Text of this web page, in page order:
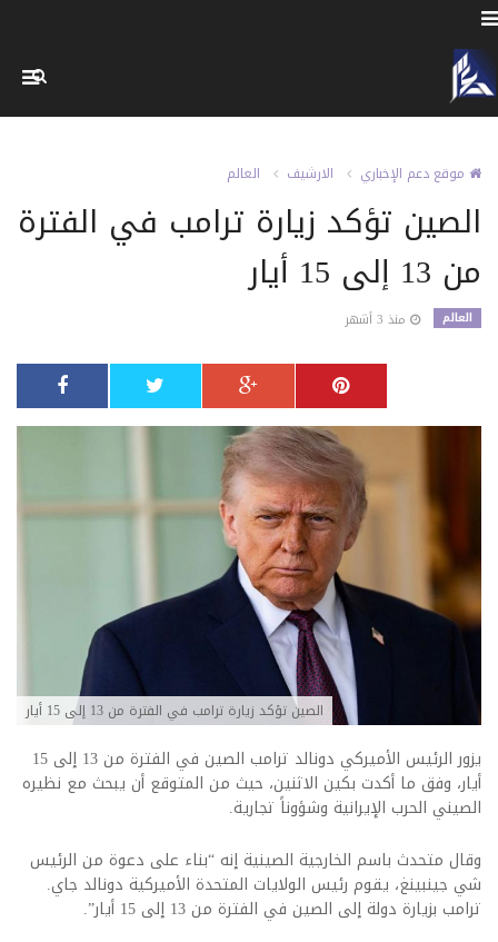
موقع دعم الإخباري الارشيف العالم
الصين تؤكد زيارة ترامب في الفترة
من 13 إلى 15 أيار
العالم منذ 3 أشهر
الصين تؤكد زيارة ترامب في الفترة من 13 إلى 15 أيار
يزور الرئيس الأميركي دونالد ترامب الصين في الفترة من 13 إلى 15
أيار، وفق ما أكدت بكين الاثنين، حيث من المتوقع أن يبحث مع نظيره
الصيني الحرب الإيرانية وشؤوناً تجارية.
وقال متحدث باسم الخارجية الصينية إنه “بناء على دعوة من الرئيس
شي جينبينغ، يقوم رئيس الولايات المتحدة الأميركية دونالد جاي.
ترامب بزيارة دولة إلى الصين في الفترة من 13 إلى 15 أيار”.